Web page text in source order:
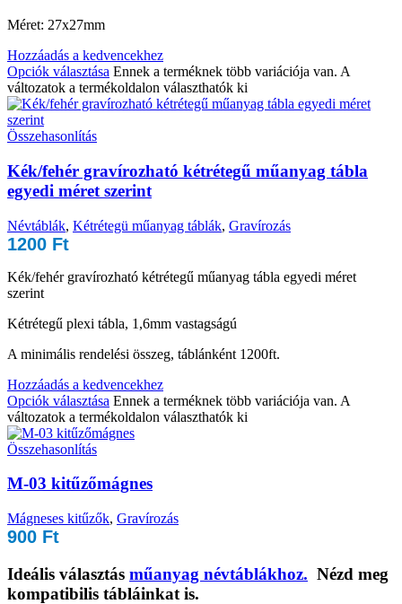
Méret: 27x27mm
Hozzáadás a kedvencekhez
Opciók választása Ennek a terméknek több variációja van. A
változatok a termékoldalon választhatók ki
Összehasonlítás
Kék/fehér gravírozható kétrétegű műanyag tábla
egyedi méret szerint
Névtáblák, Kétrétegü műanyag táblák, Gravírozás
1200 Ft
Kék/fehér gravírozható kétrétegű műanyag tábla egyedi méret
szerint
Kétrétegű plexi tábla, 1,6mm vastagságú
A minimális rendelési összeg, táblánként 1200ft.
Hozzáadás a kedvencekhez
Opciók választása Ennek a terméknek több variációja van. A
változatok a termékoldalon választhatók ki
Összehasonlítás
M-03 kitűzőmágnes
Mágneses kitűzők, Gravírozás
900 Ft
Ideális választás műanyag névtáblákhoz. Nézd meg
kompatibilis tábláinkat is.